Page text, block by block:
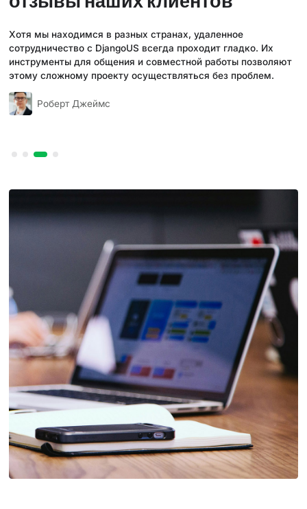
Хотя мы находимся в разных странах, удаленное
сотрудничество с DjangoUS всегда проходит гладко. Их
инструменты для общения и совместной работы позволяют
этому сложному проекту осуществляться без проблем.
Роберт Джеймс